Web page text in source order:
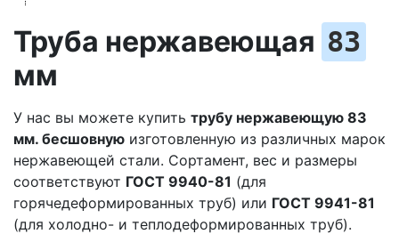
Труба нержавеющая 83
мм
У нас вы можете купить трубу нержавеющую 83
мм. бесшовную изготовленную из различных марок
нержавеющей стали. Сортамент, вес и размеры
соответствуют ГОСТ 9940-81 (для
горячедеформированных труб) или ГОСТ 9941-81
(для холодно- и теплодеформированных труб).